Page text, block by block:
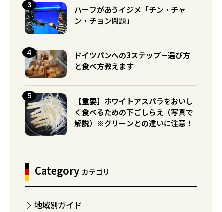
ハーフがあうイジメ「チン・チャ
ン・チョン問題」
ドイツパンへの3ステップ－選び方
と食べ方教えます
【重要】ホワイトアスパラをおいし
く食べるための下ごしらえ（写真で
解説）※グリーンとの違いに注意！
Category カテゴリ
地域別ガイド